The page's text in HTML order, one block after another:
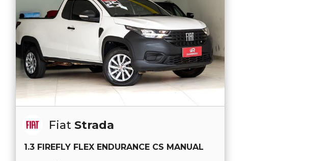
Fiat Strada
1.3 FIREFLY FLEX ENDURANCE CS MANUAL